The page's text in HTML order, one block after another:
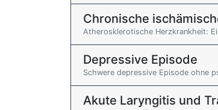
Chronische
Atherosklerotische Herzkrankheit:
Depressive Episode
Schwere depressive Episode ohne
Akute Laryngitis und